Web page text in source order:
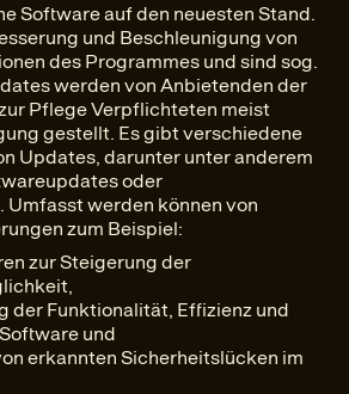
Software auf den neuesten Stand.
und Beschleunigung von
des Programmes und sind sog.
werden von Anbietenden der
Pflege Verpflichteten meist
gestellt. Es gibt verschiedene
Updates, darunter unter anderem
oder
werden können von
zum Beispiel:
zur Steigerung der
der Funktionalität, Effizienz und
und
erkannten Sicherheitslücken im